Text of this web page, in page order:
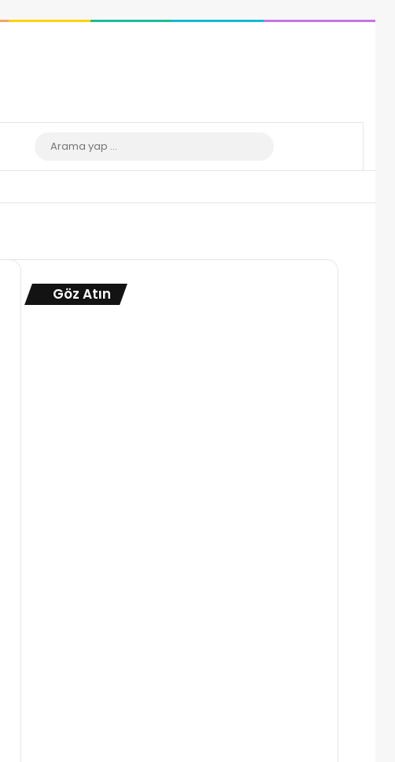
Dış görünümü değiştir
yap
...
Göz Atın